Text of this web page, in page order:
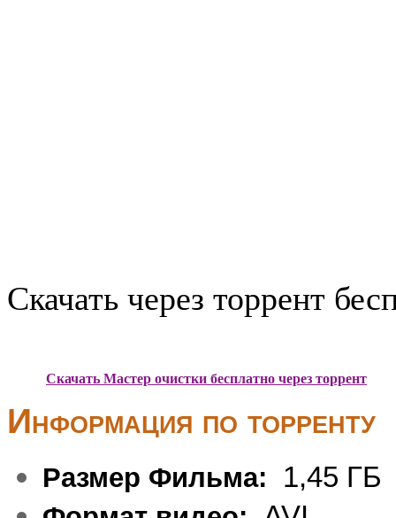
Скачать через торрент
Скачать Мастер очистки бесплатно через торрент
Информация по торренту
Размер Фильма: 1,45 ГБ